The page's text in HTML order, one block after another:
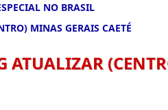
NO BRASIL
MINAS GERAIS CAETÉ
ATUALIZAR